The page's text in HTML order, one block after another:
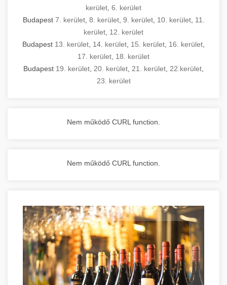
kerület 6. kerület
Budapest 7. kerület, 8. kerület, 9. kerület, 10. kerület, 11.
kerület 12. kerület
Budapest 13. kerület 14. kerület 15. kerület 16. kerület
17. kerület 18. kerület
Budapest 19. kerület 20. kerület 21. kerület 22.kerület
23. kerület
Nem működő CURL function.
Nem működő CURL function.